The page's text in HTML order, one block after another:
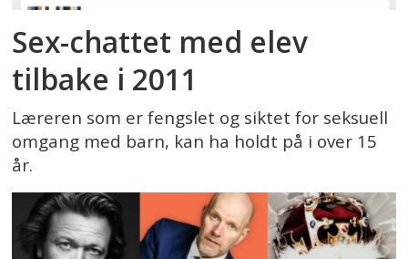
Sex-chattet med elev
tilbake i 2011
Læreren som er fengslet og siktet for seksuell
omgang med barn, kan ha holdt på i over 15
år.